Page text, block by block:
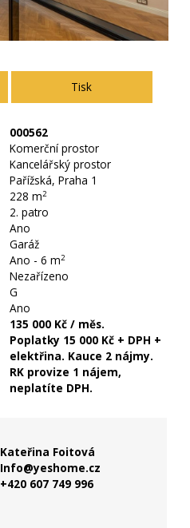
Tisk
000562
Komerční prostor
Kancelářský prostor
Pařížská, Praha 1
228 m2
2. patro
Ano
Garáž
Ano - 6 m2
Nezařízeno
G
Ano
135 000 Kč / měs.
Poplatky 15 000 Kč + DPH +
elektřina. Kauce 2 nájmy.
RK provize 1 nájem,
neplatíte DPH.
Kateřina Foitová
Info@yeshome.cz
+420 607 749 996